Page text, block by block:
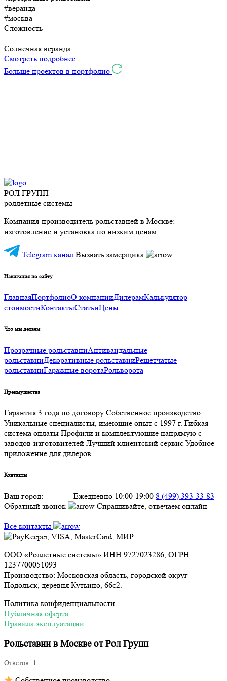
#веранда
#москва
Сложность
Солнечная веранда
Смотреть подробнее
Больше проектов в портфолио
РОЛ ГРУПП
роллетные системы
Компания-производитель рольставней в Москве:
изготовление и установка по низким ценам.
Telegram канал Вызвать замерщика
Навигация по сайту
ГлавнаяПортфолиоО компанииДилерамКалькулятор
стоимостиКонтактыСтатьиЦены
Что мы делаем
Прозрачные рольставниАнтивандальные
рольставниДекоративные рольставниРешетчатые
рольставниГаражные воротаРольворота
Преимущества
Гарантия 3 года по договору Собственное производство
Уникальные специалисты, имеющие опыт с 1997 г. Гибкая
система оплаты Профили и комплектующие напрямую с
заводов-изготовителей Лучший клиентский сервис Удобное
приложение для дилеров
Контакты
Ваш город: Ежедневно 10:00-19:00 8 (499) 393-33-83
Обратный звонок
Спрашивайте, отвечаем онлайн
Все контакты
ООО «Роллетные системы» ИНН 9727023286, ОГРН
1237700051093
Производство: Московская область, городской округ
Подольск, деревня Кутьино, 66с2.
Политика конфиденциальности
Публичная оферта
Правила эксплуатации
Рольставни в Москве от Рол Групп
Ответов: 1